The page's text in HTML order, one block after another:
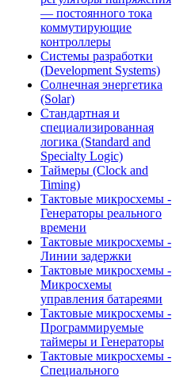
— постоянного тока
коммутирующие
контроллеры
Системы разработки
(Development Systems)
Солнечная энергетика
(Solar)
Стандартная и
специализированная
логика (Standard and
Specialty Logic)
Таймеры (Clock and
Timing)
Тактовые микросхемы -
Генераторы реального
времени
Тактовые микросхемы -
Линии задержки
Тактовые микросхемы -
Микросхемы
управления батареями
Тактовые микросхемы -
Программируемые
таймеры и Генераторы
Тактовые микросхемы -
Специального